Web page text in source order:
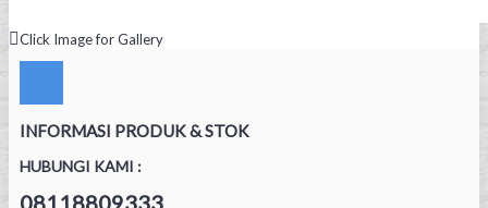
Click Image for Gallery
INFORMASI PRODUK & STOK
HUBUNGI KAMI :